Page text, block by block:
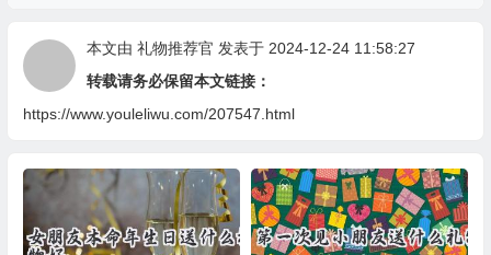
本文由 礼物推荐官 发表于 2024-12-24 11:58:27
转载请务必保留本文链接：
https://www.youleliwu.com/207547.html